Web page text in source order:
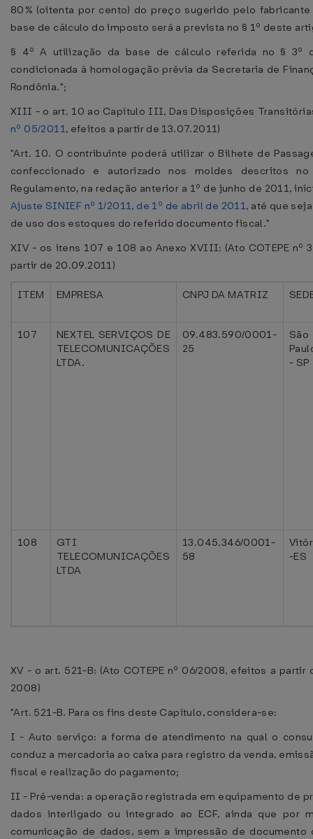
80% (oitenta por cento) do preço sugerido pelo
base de cálculo do imposto será a prevista no § 1º deste
§ 4º A utilização da base de cálculo referida no § 3º
condicionada à homologação prévia da Secretaria de
Rondônia.";
XIII - o art. 10 ao Capítulo III, Das Disposições
nº 05/2011, efeitos a partir de 13.07.2011)
"Art. 10. O contribuinte poderá utilizar o Bilhete de
confeccionado e autorizado nos moldes descritos
Regulamento, na redação anterior a 1º de junho de 2011,
Ajuste SINIEF nº 1/2011, de 1º de abril de 2011, até que
de uso dos estoques do referido documento fiscal."
XIV - os itens 107 e 108 ao Anexo XVIII: (Ato COTEPE nº
partir de 20.09.2011)
ITEM EMPRESA CNPJ DA MATRIZ
107
NEXTEL SERVIÇOS DE
TELECOMUNICAÇÕES
LTDA.
09.483.590/0001-
25
São
- SP
108
GTI
TELECOMUNICAÇÕES
LTDA
13.045.346/0001-
58
-ES
XV - o art. 521-B: (Ato COTEPE nº 06/2008, efeitos a partir
2008)
"Art. 521-B. Para os fins deste Capítulo, considera-se:
I - Auto serviço: a forma de atendimento na qual o
conduz a mercadoria ao caixa para registro da venda,
fiscal e realização do pagamento;
II - Pré-venda: a operação registrada em equipamento de
dados interligado ou integrado ao ECF, ainda que por
comunicação de dados, sem a impressão de documento